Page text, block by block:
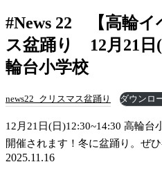
#News 22 【高輪イ
ス盆踊り 12月21日(
輪台小学校
news22_クリスマス盆踊り ダウンロ
12月21日(日)12:30~14:30 高輪
開催されます！冬に盆踊り。ぜ
2025.11.16